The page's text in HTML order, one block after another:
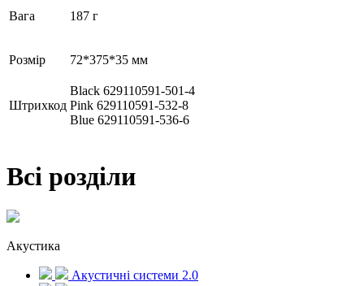
Вага 187 г
Розмір 72*375*35 мм
Штрихкод
Black 629110591-501-4
Pink 629110591-532-8
Blue 629110591-536-6
Всі розділи
Акустика
Акустичні системи 2.0